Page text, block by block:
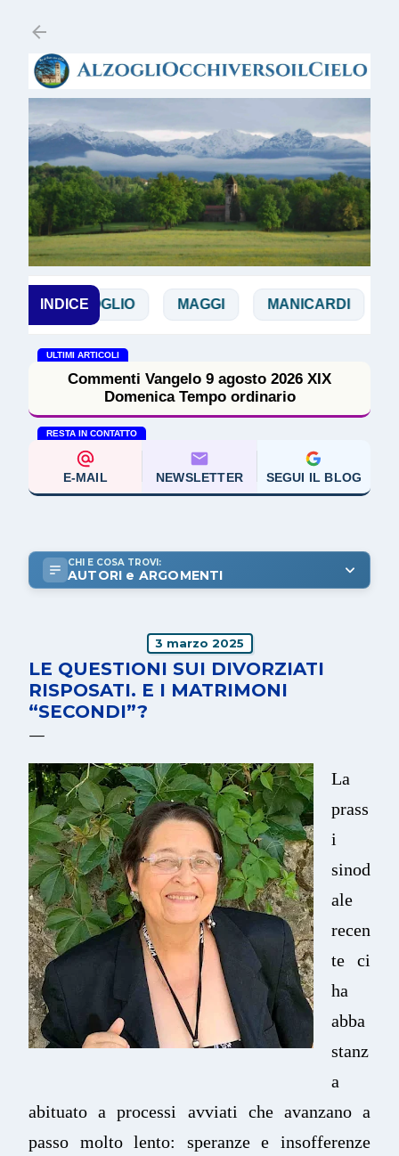
INDICE
DOGLIO MAGGI MANICARDI
ULTIMI ARTICOLI
Commenti Vangelo 9 agosto 2026 XIX
Domenica Tempo ordinario
RESTA IN CONTATTO
E-MAIL NEWSLETTER SEGUI IL BLOG
CHI E COSA TROVI:
AUTORI e ARGOMENTI
3 marzo 2025
LE QUESTIONI SUI DIVORZIATI
RISPOSATI. E I MATRIMONI
“SECONDI”?
La
prass
i
sinod
ale
recen
te ci
ha
abba
stanz
a
abituato a processi avviati che avanzano a
passo molto lento: speranze e insofferenze